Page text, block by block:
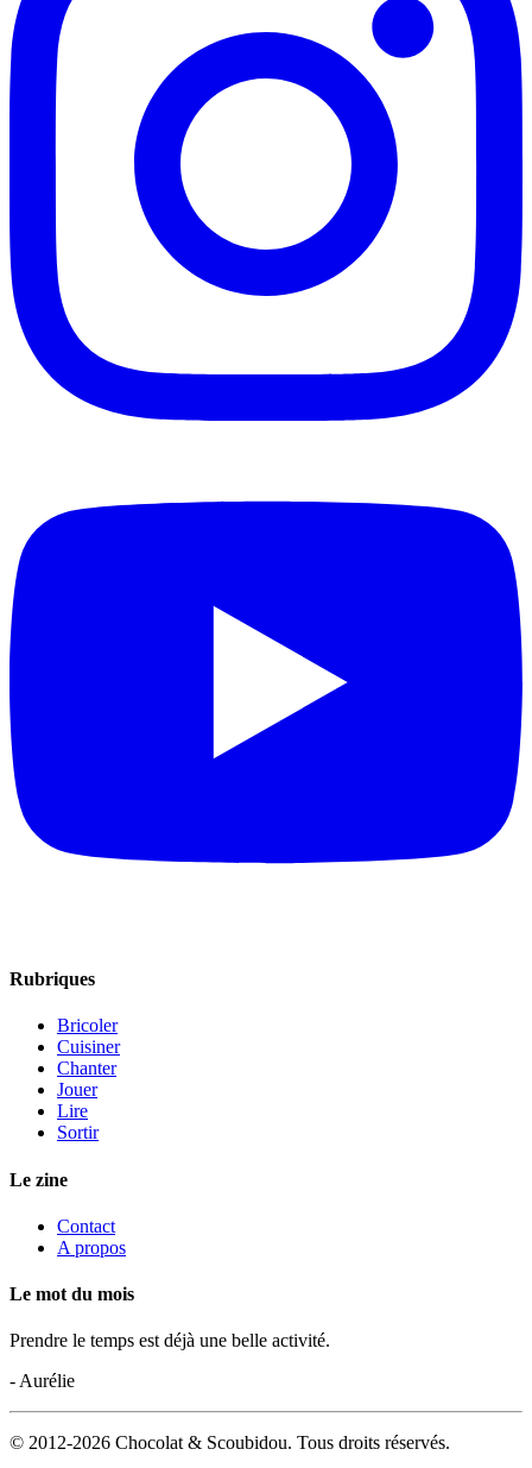
Rubriques
Bricoler
Cuisiner
Chanter
Jouer
Lire
Sortir
Le zine
Contact
A propos
Le mot du mois
Prendre le temps est déjà une belle activité.
- Aurélie
© 2012-2026 Chocolat & Scoubidou. Tous droits réservés.